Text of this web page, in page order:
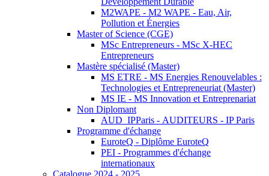
M2WAPE - M2 WAPE - Eau, Air,
Pollution et Énergies
Master of Science (CGE)
MSc Entrepreneurs - MSc X-HEC
Entrepreneurs
Mastère spécialisé (Master)
MS ETRE - MS Energies Renouvelables :
Technologies et Entrepreneuriat (Master)
MS IE - MS Innovation et Entreprenariat
Non Diplomant
AUD_IPParis - AUDITEURS - IP Paris
Programme d'échange
EuroteQ - Diplôme EuroteQ
PEI - Programmes d'échange
internationaux
Catalogue 2024 - 2025